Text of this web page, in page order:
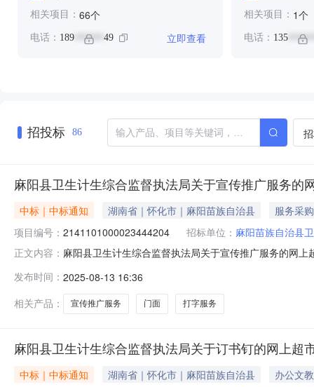
相关项目： 66个
电话： 189 ****** 49 立即查看
相关项目： 1个
电话： 135
招投标 86
麻阳县卫生计生综合监督执法局关于宣传推广服务的
中标｜中标通知 湖南省｜怀化市｜麻阳苗族自治县
服务采购
项目编号： 2141101000023444204 招标单位： 麻阳苗族自治县
正文内容： 麻阳县卫生计生综合监督执法局关于宣传推广服务的网
编码:431226项目所在行政区划名称:湖南省怀化市麻阳
发布时间： 2025-08-13 16:36
相关产品：
宣传推广服务 门面 打字服务
麻阳县卫生计生综合监督执法局关于订书钉的网上超
中标｜中标通知 湖南省｜怀化市｜麻阳苗族自治县
办公文教